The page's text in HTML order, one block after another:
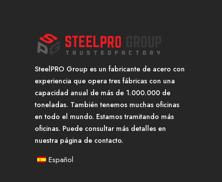
SteelPRO Group es un fabricante de acero con
experiencia que opera tres fábricas con una
capacidad anual de más de 1.000.000 de
toneladas. También tenemos muchas oficinas
en todo el mundo. Estamos tramitando más
oficinas. Puede consultar más detalles en
nuestra página de contacto.
Español